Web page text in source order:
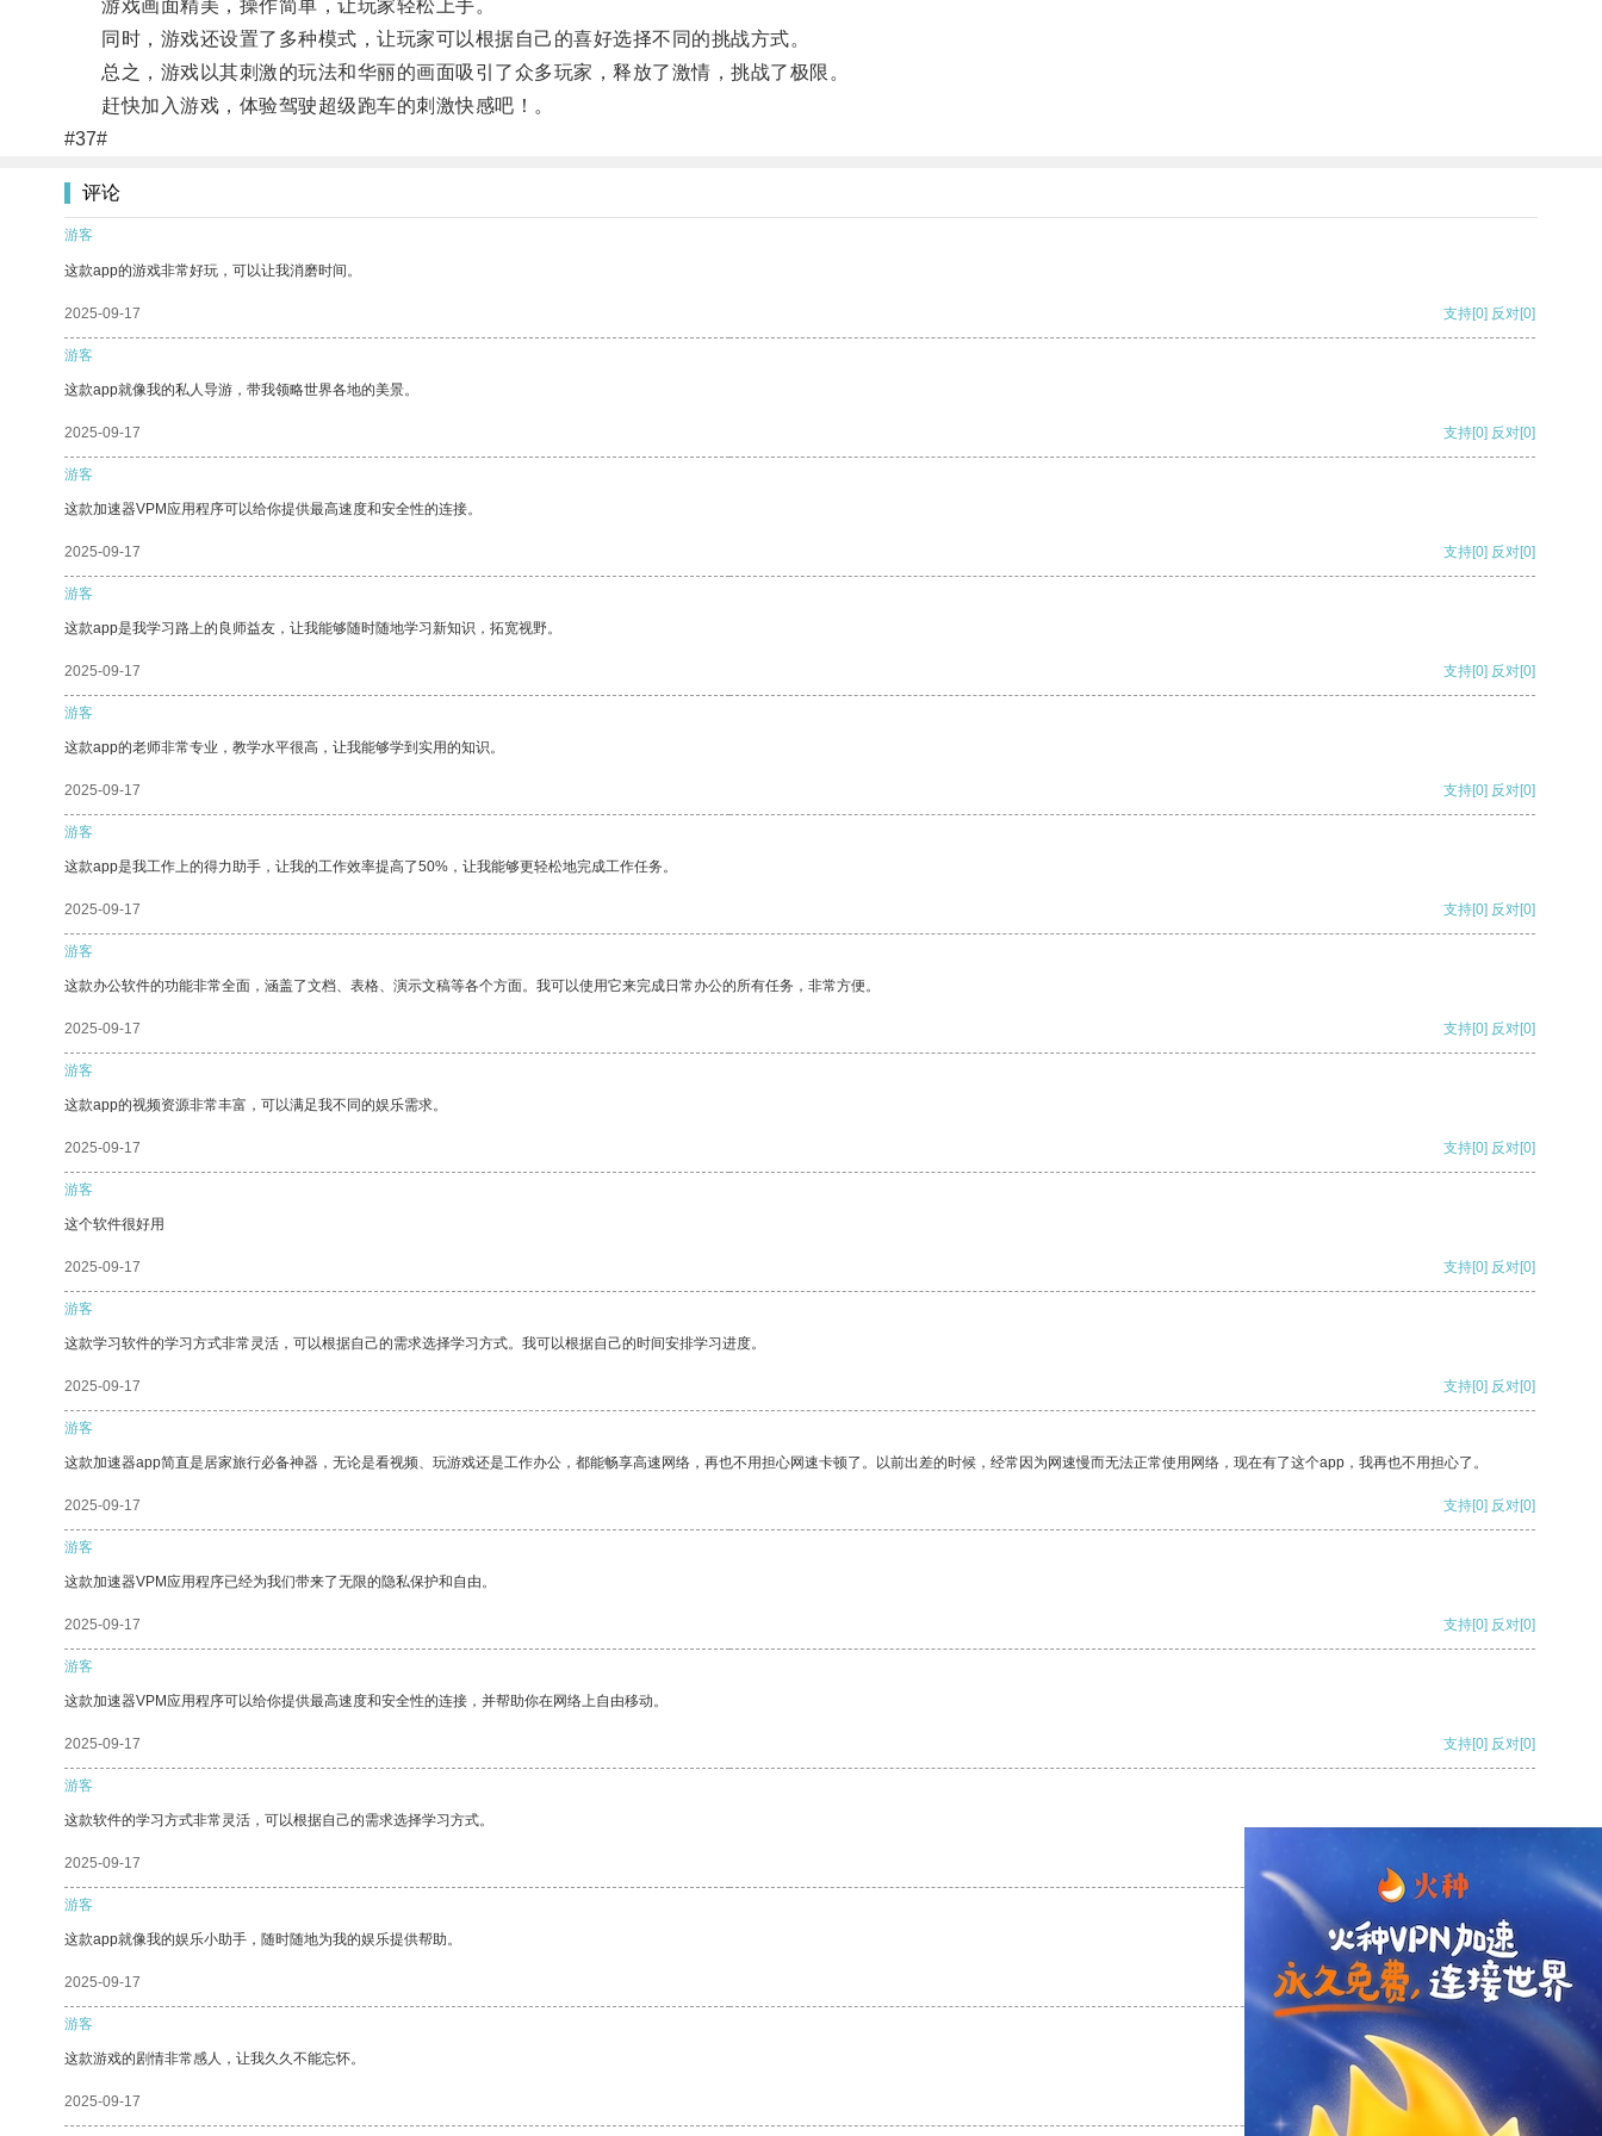
游戏画面精美，操作简单，让玩家轻松上手。
同时，游戏还设置了多种模式，让玩家可以根据自己的喜好选择不同的挑战方式。
总之，游戏以其刺激的玩法和华丽的画面吸引了众多玩家，释放了激情，挑战了极限。
赶快加入游戏，体验驾驶超级跑车的刺激快感吧！。
#37#
评论
游客
这款app的游戏非常好玩，可以让我消磨时间。
2025-09-17 支持[0] 反对[0]
游客
这款app就像我的私人导游，带我领略世界各地的美景。
2025-09-17 支持[0] 反对[0]
游客
这款加速器VPM应用程序可以给你提供最高速度和安全性的连接。
2025-09-17 支持[0] 反对[0]
游客
这款app是我学习路上的良师益友，让我能够随时随地学习新知识，拓宽视野。
2025-09-17 支持[0] 反对[0]
游客
这款app的老师非常专业，教学水平很高，让我能够学到实用的知识。
2025-09-17 支持[0] 反对[0]
游客
这款app是我工作上的得力助手，让我的工作效率提高了50%，让我能够更轻松地完成工作任务。
2025-09-17 支持[0] 反对[0]
游客
这款办公软件的功能非常全面，涵盖了文档、表格、演示文稿等各个方面。我可以使用它来完成日常办公的所有任务，非常方便。
2025-09-17 支持[0] 反对[0]
游客
这款app的视频资源非常丰富，可以满足我不同的娱乐需求。
2025-09-17 支持[0] 反对[0]
游客
这个软件很好用
2025-09-17 支持[0] 反对[0]
游客
这款学习软件的学习方式非常灵活，可以根据自己的需求选择学习方式。我可以根据自己的时间安排学习进度。
2025-09-17 支持[0] 反对[0]
游客
这款加速器app简直是居家旅行必备神器，无论是看视频、玩游戏还是工作办公，都能畅享高速网络，再也不用担心网速卡顿了。以前出差的时候，经常因为网速慢而无法正常使用网络，现在有了这个app，我再也不用担心了。
2025-09-17 支持[0] 反对[0]
游客
这款加速器VPM应用程序已经为我们带来了无限的隐私保护和自由。
2025-09-17 支持[0] 反对[0]
游客
这款加速器VPM应用程序可以给你提供最高速度和安全性的连接，并帮助你在网络上自由移动。
2025-09-17 支持[0] 反对[0]
游客
这款软件的学习方式非常灵活，可以根据自己的需求选择学习方式。
2025-09-17
游客
这款app就像我的娱乐小助手，随时随地为我的娱乐提供帮助。
2025-09-17 支持 [0] 反对[0]
游客
这款游戏的剧情非常感人，让我久久不能忘怀。
2025-09-17 支持[0] 反对